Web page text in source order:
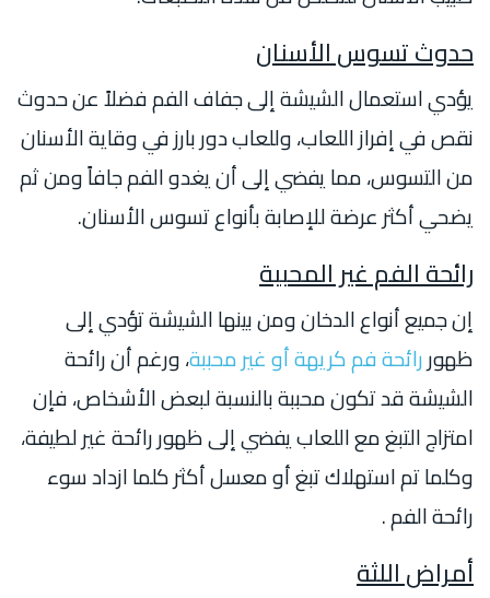
حدوث تسوس الأسنان
يؤدي استعمال الشيشة إلى جفاف الفم فضلاً عن حدوث
نقص في إفراز اللعاب، وللعاب دور بارز في وقاية الأسنان
من التسوس، مما يفضي إلى أن يغدو الفم جافاً ومن ثم
يضحي أكثر عرضة للإصابة بأنواع تسوس الأسنان.
رائحة الفم غير المحببة
إن جميع أنواع الدخان ومن بينها الشيشة تؤدي إلى
ظهوررائحة فم كريهة أو غير محببة، ورغم أن رائحة
الشيشة قد تكون محببة بالنسبة لبعض الأشخاص، فإن
امتزاج التبغ مع اللعاب يفضي إلى ظهور رائحة غير لطيفة،
وكلما تم استهلاك تبغ أو معسل أكثر كلما ازداد سوء
رائحة الفم .
أمراض اللثة